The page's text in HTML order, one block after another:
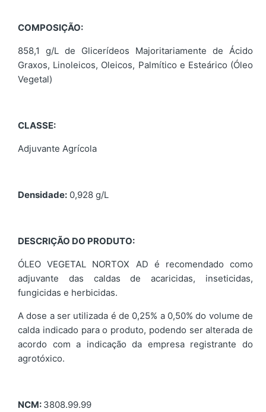
COMPOSIÇÃO:
858,1 g/L de Glicerídeos Majoritariamente de Ácido
Graxos, Linoleicos, Oleicos, Palmítico e Esteárico (Óleo
Vegetal)
CLASSE:
Adjuvante Agrícola
Densidade: 0,928 g/L
DESCRIÇÃO DO PRODUTO:
ÓLEO VEGETAL NORTOX AD é recomendado como
adjuvante das caldas de acaricidas, inseticidas,
fungicidas e herbicidas.
A dose a ser utilizada é de 0,25% a 0,50% do volume de
calda indicado para o produto, podendo ser alterada de
acordo com a indicação da empresa registrante do
agrotóxico.
NCM: 3808.99.99